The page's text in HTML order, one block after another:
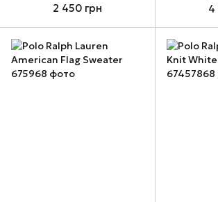
2 450 грн 4